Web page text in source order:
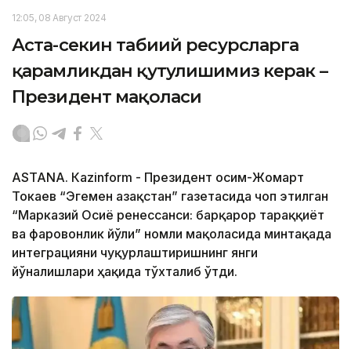
12:05, 08 Август 2024
Аста-секин табиий ресурсларга
қарамликдан қутулишимиз керак –
Президент мақоласи
ASTANА. Кazinform - Президент Қосим-Жомарт
Токаев “Эгемен Қазақстан” газетасида чоп этилган
“Марказий Осиё ренессанси: барқарор тараққиёт
ва фаровонлик йўли” номли мақоласида минтақада
интеграцияни чуқурлаштиришнинг янги
йўналишлари ҳақида тўхталиб ўтди.